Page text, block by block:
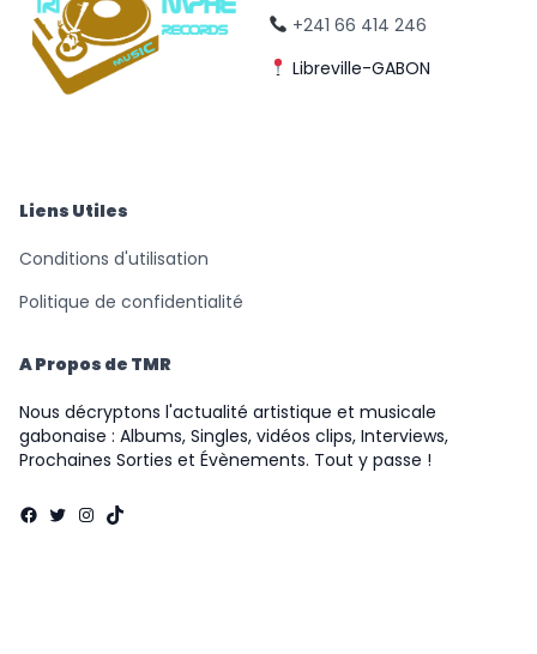
+241 66 414 246
Libreville-GABON
Liens Utiles
Conditions d'utilisation
Politique de confidentialité
A Propos de TMR
Nous décryptons l'actualité artistique et musicale
gabonaise : Albums, Singles, vidéos clips, Interviews,
Prochaines Sorties et Évènements. Tout y passe !
Facebook
Twitter
Instagram
TikTok